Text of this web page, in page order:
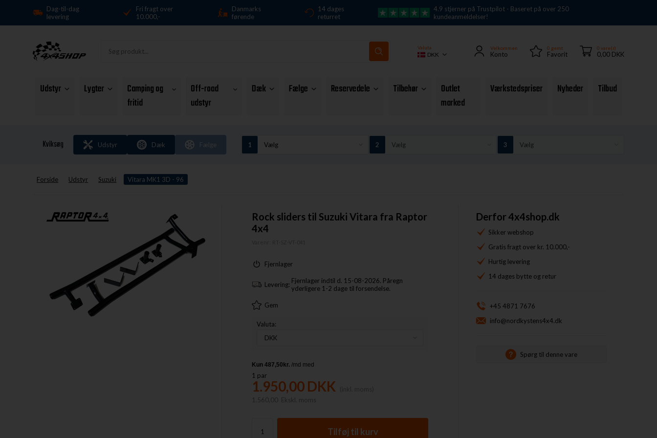
Dag-til-dag
levering
Fri fragt over
10.000,-
Danmarks
førende
14 dages
returret
4.9 stjerner på Trustpilot - Baseret på over 250
kundeanmeldelser!
Valuta
DKK
Velkommen
Konto
0 gemt
Favorit
0 vare(r)
0,00 DKK
Udstyr Lygter
Camping og
fritid
Off-road
udstyr
Dæk Fælge Reservedele Tilbehør
Outlet
marked
Værkstedspriser Nyheder Tilbud
Kviksøg Udstyr Dæk Fælge
Forside Udstyr Suzuki Vitara MK1 3D - 96
Rock sliders til Suzuki Vitara fra Raptor
4x4
Fjernlager
Levering: Fjernlager indtil d. 15-08-2026. Påregn
yderligere 1-2 dage til forsendelse.
Gem
Valuta:
1 par
1.950,00 DKK
1.560,00
Ekskl. moms
Derfor 4x4shop.dk
Sikker webshop
Gratis fragt over kr. 10.000,-
Hurtig levering
14 dages bytte og retur
+45 4871 7676
info@nordkystens4x4.dk
Spørg til denne vare